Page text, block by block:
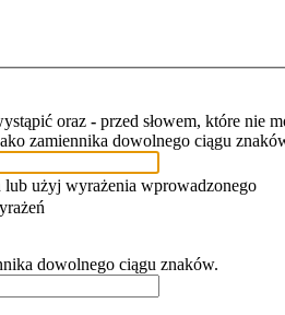
oraz - przed słowem, które nie
zamiennika dowolnego ciągu
użyj wyrażenia wprowadzonego
dowolnego ciągu znaków.